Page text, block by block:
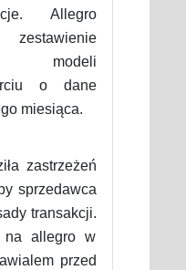
Allegro
modeli
o dane
miesiąca.
zastrzeżeń
sprzedawca
transakcji.
na allegro w
przed